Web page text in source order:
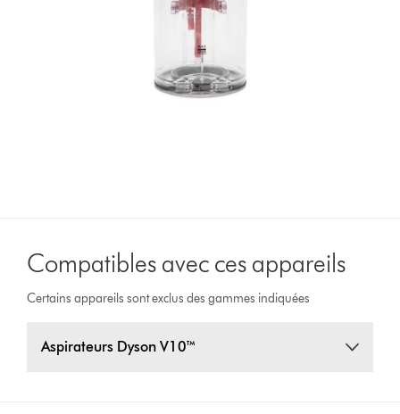
Compatibles avec ces appareils
Certains appareils sont exclus des gammes indiquées
Aspirateurs Dyson V10™